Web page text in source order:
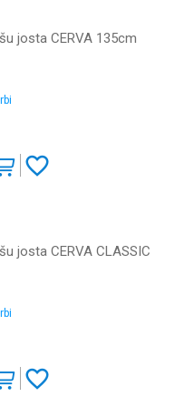
josta CERVA 135cm
josta CERVA CLASSIC